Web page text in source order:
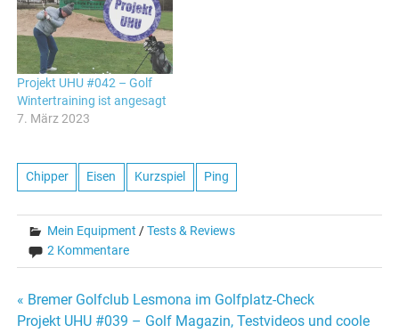
Projekt UHU #042 – Golf
Wintertraining ist angesagt
7. März 2023
Chipper Eisen Kurzspiel Ping
Mein Equipment /Tests & Reviews
2 Kommentare
Beitragsnavigation
« Bremer Golfclub Lesmona im Golfplatz-Check
Projekt UHU #039 – Golf Magazin, Testvideos und coole